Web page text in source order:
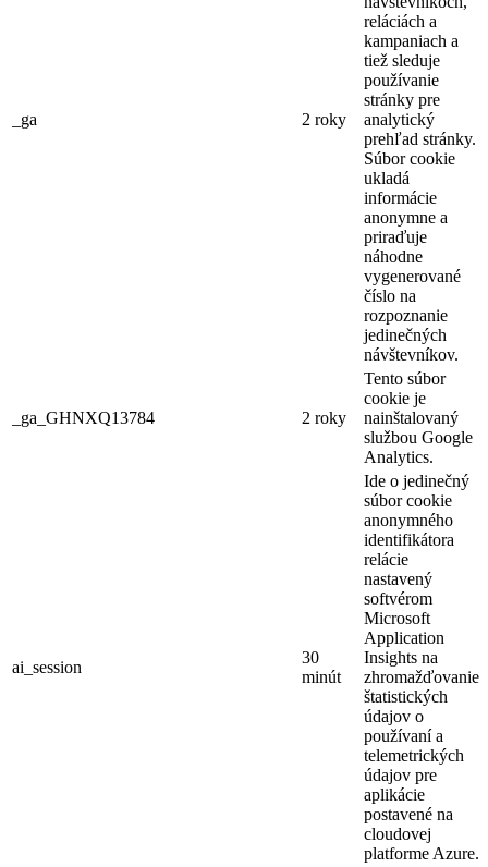
_ga 2 roky
reláciách a
kampaniach a
tiež sleduje
používanie
stránky pre
analytický
prehľad stránky.
Súbor cookie
ukladá
informácie
anonymne a
priraďuje
náhodne
vygenerované
číslo na
rozpoznanie
jedinečných
návštevníkov.
_ga_GHNXQ13784 2 roky
Tento súbor
cookie je
nainštalovaný
službou Google
Analytics.
ai_session
30
minút
Ide o jedinečný
súbor cookie
anonymného
identifikátora
relácie
nastavený
softvérom
Microsoft
Application
Insights na
zhromažďovanie
štatistických
údajov o
používaní a
telemetrických
údajov pre
aplikácie
postavené na
cloudovej
platforme Azure.